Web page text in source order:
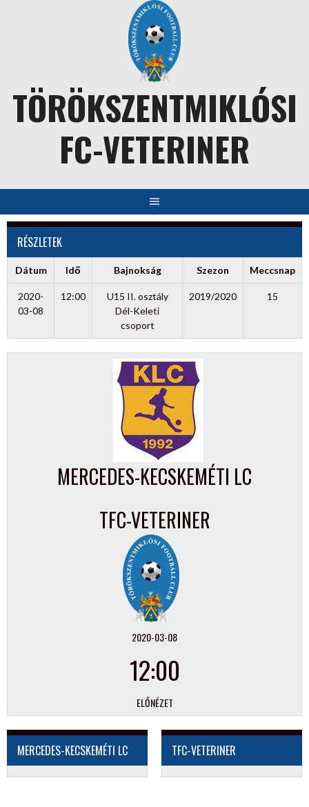
TÖRÖKSZENTMIKLÓSI
FC-VETERINER
RÉSZLETEK
Dátum Idő Bajnokság Szezon Meccsnap
2020-
03-08
12:00
U15 II. osztály
Dél-Keleti
csoport
2019/2020 15
MERCEDES-KECSKEMÉTI LC
TFC-VETERINER
2020-03-08
12:00
ELŐNÉZET
MERCEDES-KECSKEMÉTI LC TFC-VETERINER